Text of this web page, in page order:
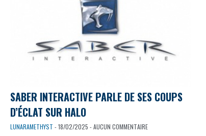
SABER INTERACTIVE PARLE DE SES COUPS
D’ÉCLAT SUR HALO
LUNARAMETHYST - 18/02/2025 - AUCUN COMMENTAIRE